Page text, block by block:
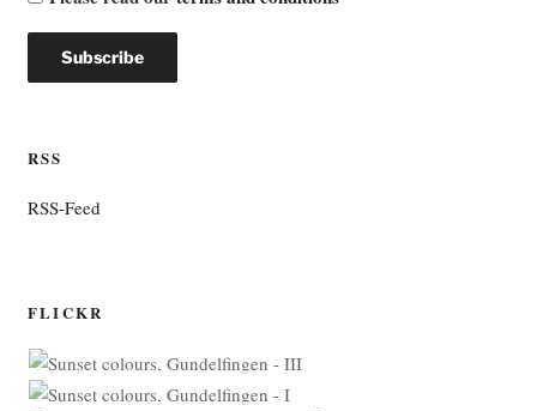
RSS
RSS-Feed
FLICKR